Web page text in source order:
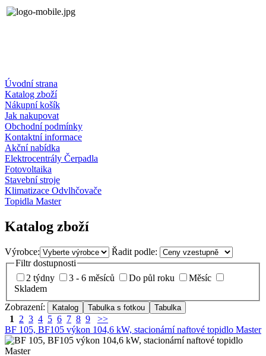
Úvodní strana
Katalog zboží
Nákupní košík
Jak nakupovat
Obchodní podmínky
Kontaktní informace
Akční nabídka
Elektrocentrály Čerpadla
Fotovoltaika
Stavební stroje
Klimatizace Odvlhčovače
Topidla Master
Katalog zboží
Výrobce:
Řadit podle:
Filtr dostupnosti
2 týdny
3 - 6 měsíců Do půl roku
Měsíc
Skladem
Zobrazení:
1 2 3 4 5 6 7 8 9
>>
BF 105, BF105 výkon 104,6 kW, stacionární naftové topidlo Master